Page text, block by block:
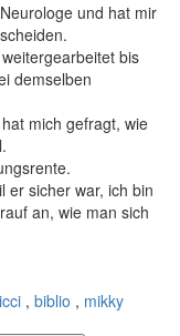
und hat mir
bis
demselben
mich gefragt, wie
er sicher war, ich bin
an, wie man sich
, biblio , mikky